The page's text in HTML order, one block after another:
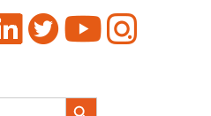
Search Button